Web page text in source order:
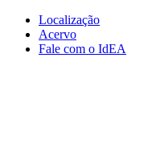
Conteúdo principal
Localização
Acervo
Fale com o IdEA